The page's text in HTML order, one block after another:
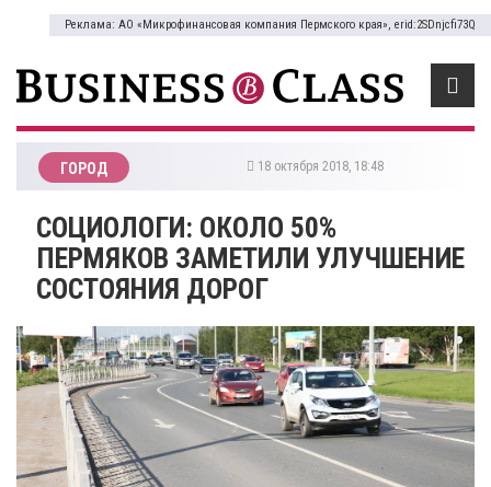
Реклама: АО «Микрофинансовая компания Пермского края», erid:2SDnjcfi73Q
ГОРОД 18 октября 2018, 18:48
СОЦИОЛОГИ: ОКОЛО 50%
ПЕРМЯКОВ ЗАМЕТИЛИ УЛУЧШЕНИЕ
СОСТОЯНИЯ ДОРОГ